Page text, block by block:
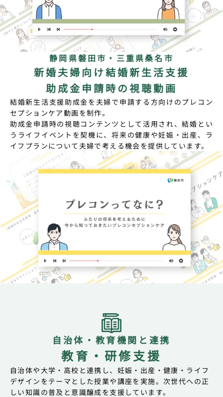
静岡県磐田市・三重県桑名市
新婚夫婦向け結婚新生活支援
助成金申請時の視聴動画
結婚新生活支援助成金を夫婦で申請する方向けのプレコン
セプションケア動画を制作。
助成金申請時の視聴コンテンツとして活用され、結婚とい
うライフイベントを契機に、将来の健康や妊娠・出産、ラ
イフプランについて夫婦で考える機会を提供しています。
自治体・教育機関と連携
教育・研修支援
自治体や大学・高校と連携し、妊娠・出産・健康・ライフ
デザインをテーマとした授業や講座を実施。次世代への正
しい知識の普及と意識醸成を支援しています。